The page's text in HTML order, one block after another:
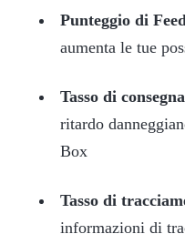
Punteggio di
aumenta le tue
Tasso di
ritardo
Box
Tasso di
informazioni di